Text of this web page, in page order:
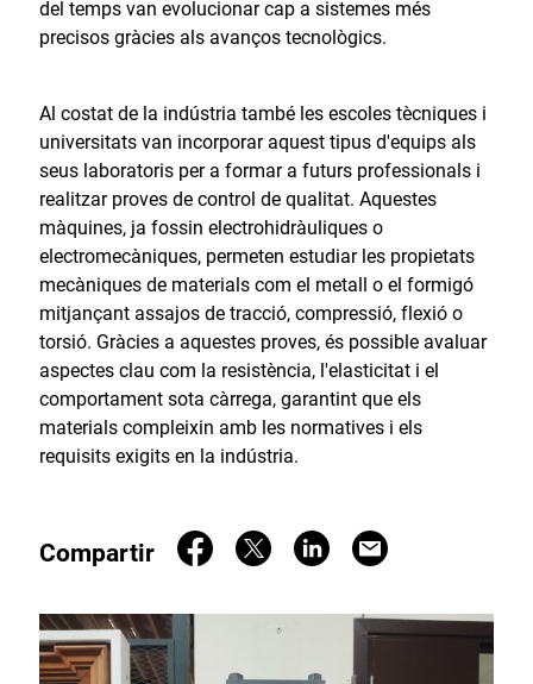
del temps van evolucionar cap a sistemes més
precisos gràcies als avanços tecnològics.
Al costat de la indústria també les escoles tècniques i
universitats van incorporar aquest tipus d'equips als
seus laboratoris per a formar a futurs professionals i
realitzar proves de control de qualitat. Aquestes
màquines, ja fossin electrohidràuliques o
electromecàniques, permeten estudiar les propietats
mecàniques de materials com el metall o el formigó
mitjançant assajos de tracció, compressió, flexió o
torsió. Gràcies a aquestes proves, és possible avaluar
aspectes clau com la resistència, l'elasticitat i el
comportament sota càrrega, garantint que els
materials compleixin amb les normatives i els
requisits exigits en la indústria.
Compartir